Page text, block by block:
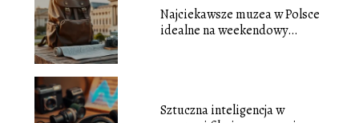
Najciekawsze muzea w Polsce
idealne na weekendowy
Sztuczna inteligencja w